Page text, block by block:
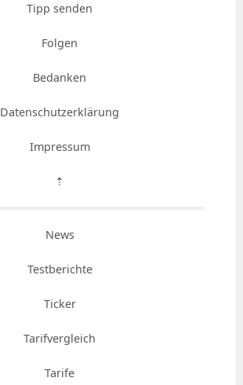
Tipp senden
Folgen
Bedanken
Datenschutzerklärung
Impressum
⇡
News
Testberichte
Ticker
Tarifvergleich
Tarife